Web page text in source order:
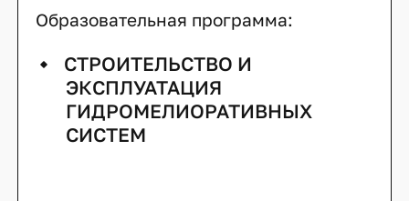
Образовательная программа:
СТРОИТЕЛЬСТВО И
ЭКСПЛУАТАЦИЯ
ГИДРОМЕЛИОРАТИВНЫХ
СИСТЕМ